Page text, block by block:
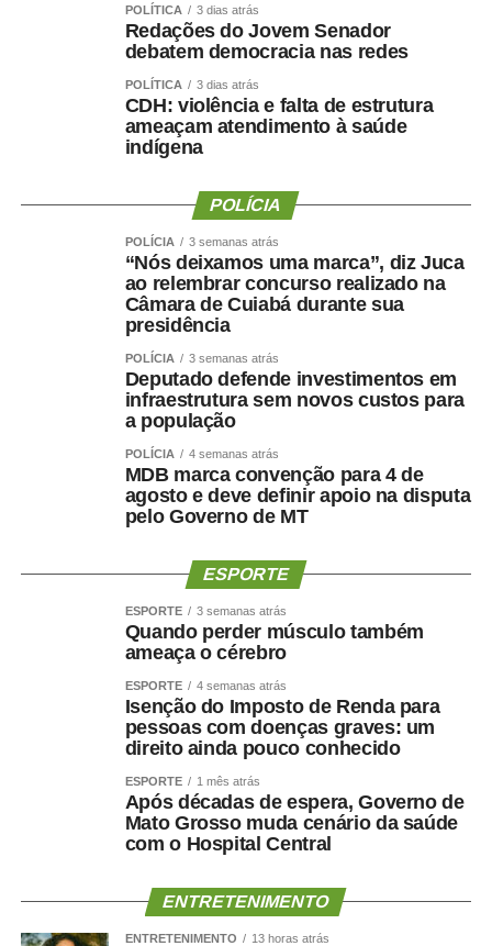
representarem suas equipes. Além disso, os jogos
incentivam a prática esportiva e fortalecem o esporte
como ferramenta de integração social e desenvolvimento
humano”, afirmou.
O secretário também destacou que as novidades desta
mais a população das atividades esportivas. “A inclusão
de novas modalidades e a realização de disputas na
Praia do Cortado representam mais uma evolução dos
jogos. Essas mudanças ampliam as oportunidades de
participação, valorizam os espaços públicos do município
e tornam a competição ainda mais atrativa para atletas,
familiares e espectadores. O esporte tem a capacidade
de unir pessoas, promover inclusão e contribuir para a
qualidade de vida da população”, explicou.
Os 34º Jogos Olímpicos de Sinop e os 3º Jogos
Paralímpicos de Sinop integram a programação do
Festeja Sinop 2026. Promovido pela Prefeitura de Sinop,
de setembro, em celebração aos 52 anos de fundação do
divulgado nos próximos dias pela Prefeitura de Sinop.
COMENTE ABAIXO:
WhatsApp
Facebook
Twitter
Messenger
LinkedIn
Share
POLÍTICA 3 dias atrás
Redações do Jovem Senador
debatem democracia nas redes
POLÍTICA 3 dias atrás
CDH: violência e falta de estrutura
ameaçam atendimento à saúde
indígena
POLÍCIA
POLÍCIA 3 semanas atrás
“Nós deixamos uma marca”, diz Juca
ao relembrar concurso realizado na
Câmara de Cuiabá durante sua
presidência
POLÍCIA 3 semanas atrás
Deputado defende investimentos em
infraestrutura sem novos custos para
a população
POLÍCIA 4 semanas atrás
MDB marca convenção para 4 de
agosto e deve definir apoio na disputa
pelo Governo de MT
ESPORTE
ESPORTE 3 semanas atrás
Quando perder músculo também
ameaça o cérebro
ESPORTE 4 semanas atrás
Isenção do Imposto de Renda para
pessoas com doenças graves: um
direito ainda pouco conhecido
ESPORTE 1 mês atrás
Após décadas de espera, Governo de
Mato Grosso muda cenário da saúde
com o Hospital Central
ENTRETENIMENTO
ENTRETENIMENTO 13 horas atrás